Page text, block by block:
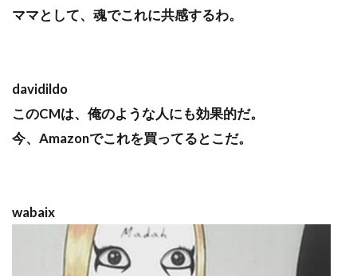
ママとして、魂でこれに共感するわ。
davidildo
このCMは、俺のような人にも効果的だ。
今、Amazonでこれを買ってるとこだ。
wabaix